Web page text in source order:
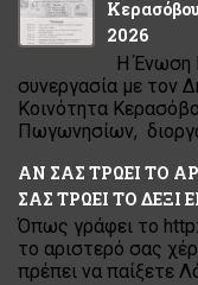
2026
Η Ένωση
συνεργασία με τον
Κοινότητα
Πωγωνησίων,
ΑΝ ΣΑΣ ΤΡΩΕΙ ΤΟ
ΣΑΣ ΤΡΩΕΙ ΤΟ ΔΕΞΙ
Όπως γράφει το
το αριστερό σας
πρέπει να παίξετε